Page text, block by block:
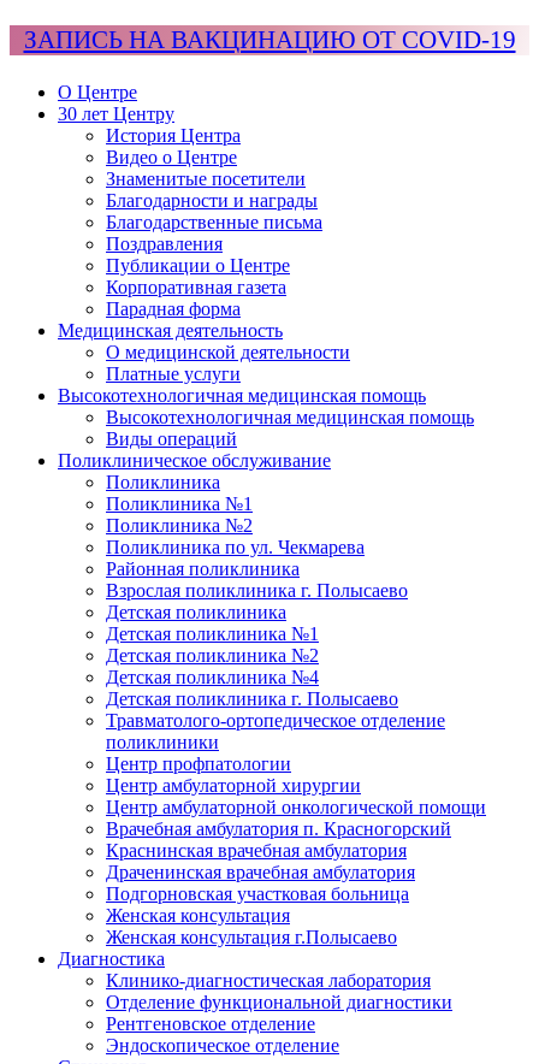
ЗАПИСЬ НА ВАКЦИНАЦИЮ ОТ COVID-19
О Центре
30 лет Центру
История Центра
Видео о Центре
Знаменитые посетители
Благодарности и награды
Благодарственные письма
Поздравления
Публикации о Центре
Корпоративная газета
Парадная форма
Медицинская деятельность
О медицинской деятельности
Платные услуги
Высокотехнологичная медицинская помощь
Высокотехнологичная медицинская помощь
Виды операций
Поликлиническое обслуживание
Поликлиника
Поликлиника №1
Поликлиника №2
Поликлиника по ул. Чекмарева
Районная поликлиника
Взрослая поликлиника г. Полысаево
Детская поликлиника
Детская поликлиника №1
Детская поликлиника №2
Детская поликлиника №4
Детская поликлиника г. Полысаево
Травматолого-ортопедическое отделение
поликлиники
Центр профпатологии
Центр амбулаторной хирургии
Центр амбулаторной онкологической помощи
Врачебная амбулатория п. Красногорский
Краснинская врачебная амбулатория
Драченинская врачебная амбулатория
Подгорновская участковая больница
Женская консультация
Женская консультация г.Полысаево
Диагностика
Клинико-диагностическая лаборатория
Отделение функциональной диагностики
Рентгеновское отделение
Эндоскопическое отделение